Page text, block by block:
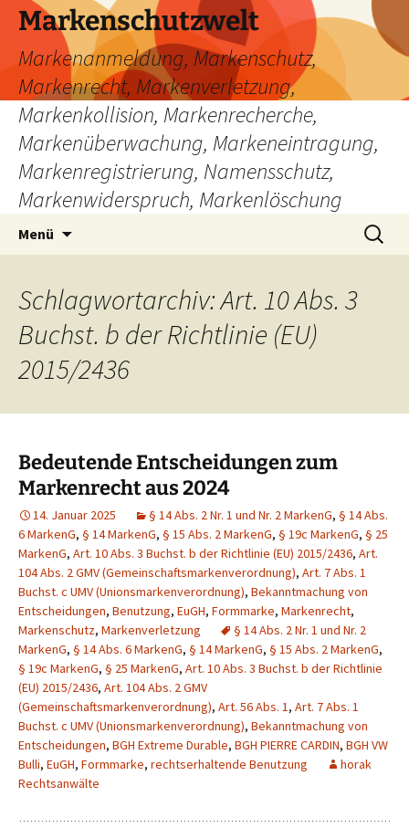
Zum
Inhalt
springen
Markenschutzwelt
Markenanmeldung, Markenschutz,
Markenrecht, Markenverletzung,
Markenkollision, Markenrecherche,
Markenüberwachung, Markeneintragung,
Markenregistrierung, Namensschutz,
Markenwiderspruch, Markenlöschung
Menü
Suchen
nach:
Schlagwortarchiv: Art. 10 Abs. 3
Buchst. b der Richtlinie (EU)
2015/2436
Bedeutende Entscheidungen zum
Markenrecht aus 2024
14. Januar 2025 § 14 Abs. 2 Nr. 1 und Nr. 2 MarkenG, § 14 Abs.
6 MarkenG, § 14 MarkenG, § 15 Abs. 2 MarkenG, § 19c MarkenG, § 25
MarkenG, Art. 10 Abs. 3 Buchst. b der Richtlinie (EU) 2015/2436, Art.
104 Abs. 2 GMV (Gemeinschaftsmarkenverordnung), Art. 7 Abs. 1
Buchst. c UMV (Unionsmarkenverordnung), Bekanntmachung von
Entscheidungen, Benutzung, EuGH, Formmarke, Markenrecht,
Markenschutz, Markenverletzung
§ 14 Abs. 2 Nr. 1 und Nr. 2
MarkenG, § 14 Abs. 6 MarkenG, § 14 MarkenG, § 15 Abs. 2 MarkenG,
§ 19c MarkenG, § 25 MarkenG, Art. 10 Abs. 3 Buchst. b der Richtlinie
(EU) 2015/2436, Art. 104 Abs. 2 GMV
(Gemeinschaftsmarkenverordnung), Art. 56 Abs. 1, Art. 7 Abs. 1
Buchst. c UMV (Unionsmarkenverordnung), Bekanntmachung von
Entscheidungen, BGH Extreme Durable, BGH PIERRE CARDIN, BGH VW
Bulli, EuGH, Formmarke, rechtserhaltende Benutzung
horak
Rechtsanwälte